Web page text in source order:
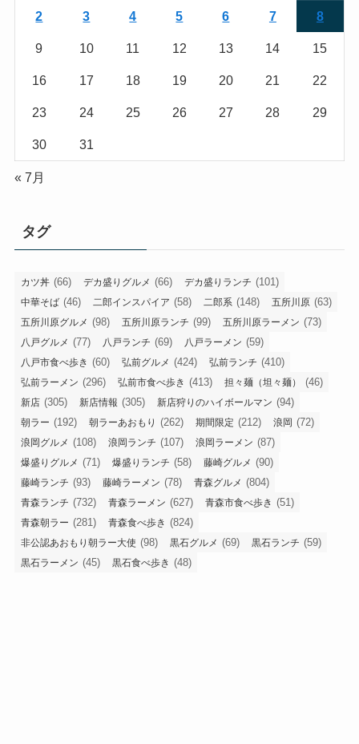
2 3 4 5 6 7 8
9 10 11 12 13 14 15
16 17 18 19 20 21 22
23 24 25 26 27 28 29
30 31
« 7月
タグ
カツ丼 (66) デカ盛りグルメ (66) デカ盛りランチ (101)
中華そば (46) 二郎インスパイア (58) 二郎系 (148) 五所川原 (63)
五所川原グルメ (98) 五所川原ランチ (99) 五所川原ラーメン (73)
八戸グルメ (77) 八戸ランチ (69) 八戸ラーメン (59)
八戸市食べ歩き (60) 弘前グルメ (424) 弘前ランチ (410)
弘前ラーメン (296) 弘前市食べ歩き (413) 担々麺（坦々麺） (46)
新店 (305) 新店情報 (305) 新店狩りのハイボールマン (94)
朝ラー (192) 朝ラーあおもり (262) 期間限定 (212) 浪岡 (72)
浪岡グルメ (108) 浪岡ランチ (107) 浪岡ラーメン (87)
爆盛りグルメ (71) 爆盛りランチ (58) 藤崎グルメ (90)
藤崎ランチ (93) 藤崎ラーメン (78) 青森グルメ (804)
青森ランチ (732) 青森ラーメン (627) 青森市食べ歩き (51)
青森朝ラー (281) 青森食べ歩き (824)
非公認あおもり朝ラー大使 (98) 黒石グルメ (69) 黒石ランチ (59)
黒石ラーメン (45) 黒石食べ歩き (48)